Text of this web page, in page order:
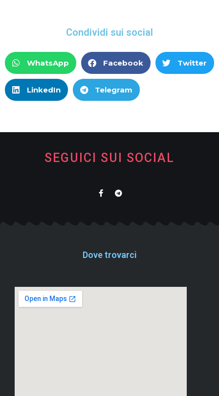
Condividi sui social
WhatsApp Facebook Twitter
LinkedIn Telegram
SEGUICI SUI SOCIAL
Dove trovarci